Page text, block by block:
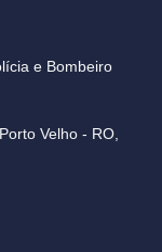
e Bombeiro
Velho - RO,